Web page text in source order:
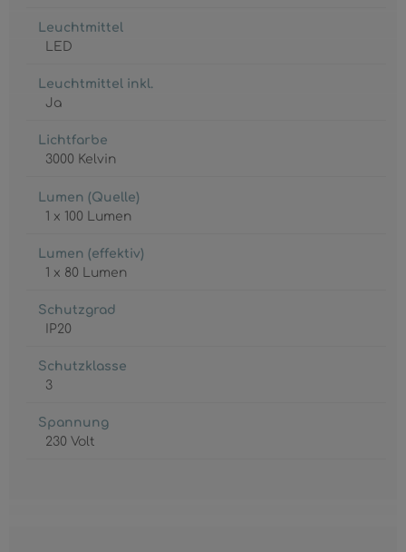
Leuchtmittel
LED
Leuchtmittel inkl.
Ja
Lichtfarbe
3000 Kelvin
Lumen (Quelle)
1 x 100 Lumen
Lumen (effektiv)
1 x 80 Lumen
Schutzgrad
IP20
Schutzklasse
3
Spannung
230 Volt